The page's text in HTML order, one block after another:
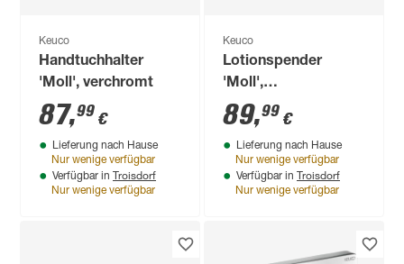
Keuco
Handtuchhalter
'Moll', verchromt
87,99 €
Lieferung nach Hause
Nur wenige verfügbar
Verfügbar in Troisdorf
Nur wenige verfügbar
Keuco
Lotionspender
'Moll',
verchromt/weiß
89,99 €
Lieferung nach Hause
Nur wenige verfügbar
Verfügbar in Troisdorf
Nur wenige verfügbar